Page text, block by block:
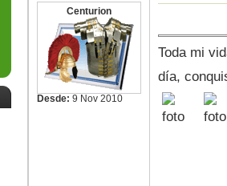
Centurion
Desde: 9 Nov 2010
Toda mi
día,